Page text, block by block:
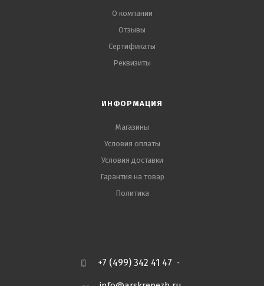
О компании
Отзывы
Сертификаты
Реквизиты
ИНФОРМАЦИЯ
Магазины
Условия оплаты
Условия доставки
Гарантия на товар
Политика
+7 (499) 342 41 47